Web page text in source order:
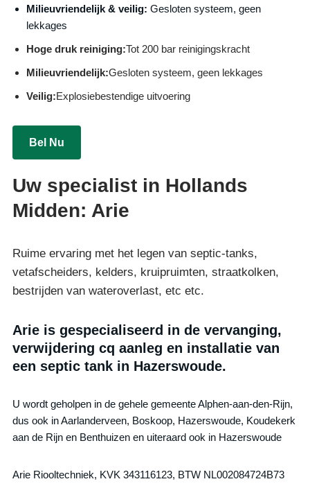
Milieuvriendelijk & veilig: Gesloten systeem, geen
lekkages
Hoge druk reiniging:Tot 200 bar reinigingskracht
Milieuvriendelijk:Gesloten systeem, geen lekkages
Veilig:Explosiebestendige uitvoering
Bel Nu
Uw specialist in Hollands
Midden: Arie
Ruime ervaring met het legen van septic-tanks,
vetafscheiders, kelders, kruipruimten, straatkolken,
bestrijden van wateroverlast, etc etc.
Arie is gespecialiseerd in de vervanging,
verwijdering cq aanleg en installatie van
een septic tank in Hazerswoude.
U wordt geholpen in de gehele gemeente Alphen-aan-den-Rijn,
dus ook in Aarlanderveen, Boskoop, Hazerswoude, Koudekerk
aan de Rijn en Benthuizen en uiteraard ook in Hazerswoude
Arie Riooltechniek, KVK 343116123, BTW NL002084724B73